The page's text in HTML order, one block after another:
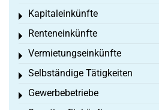
Kapitaleinkünfte
Toggle menu
Renteneinkünfte
Toggle menu
Vermietungseinkünfte
Toggle menu
Selbständige Tätigkeiten
Toggle menu
Gewerbebetriebe
Toggle menu